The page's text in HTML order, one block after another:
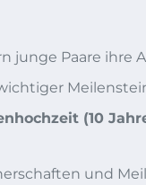
junge Paare ihre
(10
und